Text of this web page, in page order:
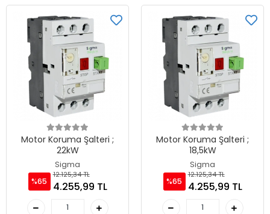
Motor Koruma Şalteri ;
22kW
Sigma
%65
12.125,34 TL
4.255,99 TL
Motor Koruma Şalteri ;
18,5kW
Sigma
%65
12.125,34 TL
4.255,99 TL